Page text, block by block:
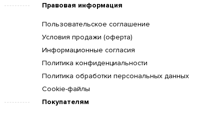
Правовая информация
Пользовательское соглашение
Условия продажи (оферта)
Информационные согласия
Политика конфиденциальности
Политика обработки персональных данных
Cookie-файлы
Покупателям